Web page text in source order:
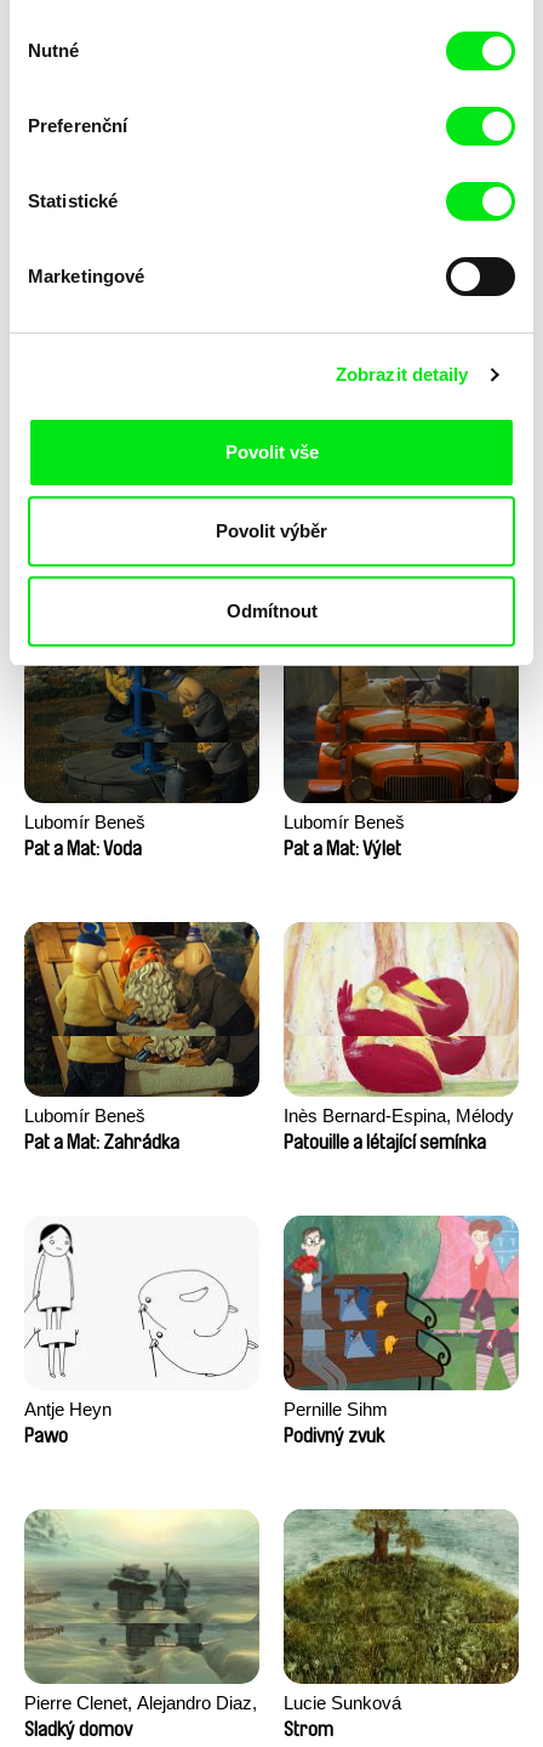
souhlasu
Nutné
Preferenční
Statistické
Marketingové
Zobrazit detaily
Povolit vše
Povolit výběr
Odmítnout
Lubomír Beneš
Lubomír Beneš
Pat a Mat: Voda
Lubomír Beneš
Pat a Mat: Výlet
Lubomír Beneš
Pat a Mat: Zahrádka
Inès Bernard-Espina, Mélody
Boulissière, Clémentine
Patouille a létající semínka
Antje Heyn
Pawo
Pernille Sihm
Podivný zvuk
Pierre Clenet, Alejandro Diaz,
Romain Mazevet, Stéphane
Sladký domov
Lucie Sunková
Strom